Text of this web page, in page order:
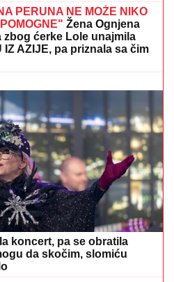
u oči, on progovorio o
"Pretila mi je, pokazao sam
(VIDEO)
A OVO JE RECEPT ZA
general otkrio tajnu uspeha
PERUNA NE MOŽE NIKO
Žena Ognjena
ćerke Lole unajmila
IZ AZIJE, pa priznala sa čim